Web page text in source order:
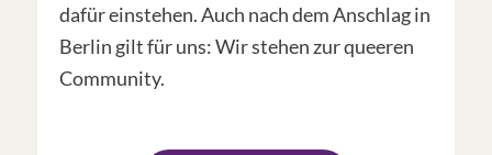
dafür einstehen. Auch nach dem Anschlag in
Berlin gilt für uns: Wir stehen zur queeren
Community.